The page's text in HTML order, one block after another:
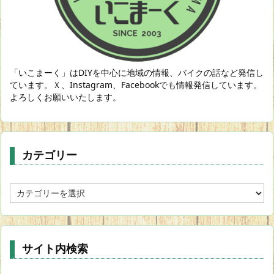
「いこまーく」はDIYを中心に地域の情報、バイクの話など発信し
ています。Ｘ、Instagram、Facebookでも情報発信しています。
よろしくお願いいたします。
カテゴリー
テ
ゴ
リ
ー
サイト内検索